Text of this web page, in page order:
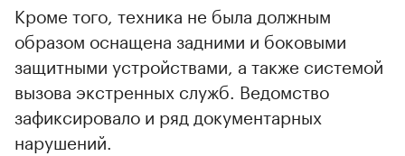
Кроме того, техника не была должным
образом оснащена задними и боковыми
защитными устройствами, а также системой
вызова экстренных служб. Ведомство
зафиксировало и ряд документарных
нарушений.